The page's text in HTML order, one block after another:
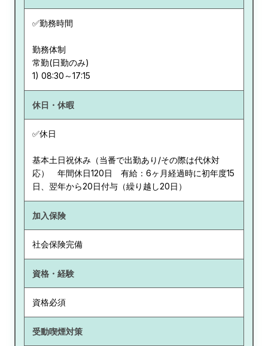
✅勤務時間
勤務体制
常勤(日勤のみ)
休日・休暇
✅休日
基本土日祝休み（当番で出勤あり/その際は代休対
応） 年間休日120日 有給：6ヶ月経過時に初年度15
日、翌年から20日付与（繰り越し20日）
加入保険
社会保険完備
資格・経験
資格必須
受動喫煙対策